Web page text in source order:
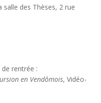
salle des Thèses, 2 rue
de rentrée :
en Vendômois, Vidéo-